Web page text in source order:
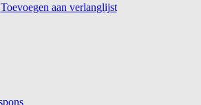
Toevoegen aan verlanglijst